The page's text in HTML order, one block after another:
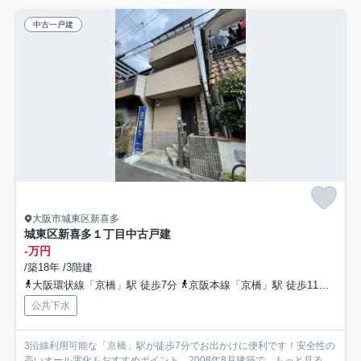
中古一戸建
大阪市城東区新喜多
城東区新喜多１丁目中古戸建
-万円
/築18年 /3階建
大阪環状線「京橋」駅 徒歩7分
京阪本線「京橋」駅 徒歩11分
公共下水
3沿線利用可能な「京橋」駅が徒歩7分でお出かけに便利です！安全性の